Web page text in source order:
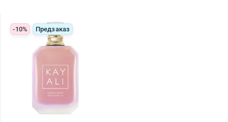
-10% Предзаказ